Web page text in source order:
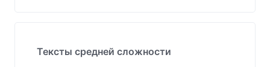
Тексты средней сложности